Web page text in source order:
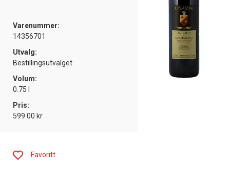
Varenummer:
14356701
Utvalg:
Bestillingsutvalget
Volum:
0.75 l
Pris:
599.00 kr
Favoritt